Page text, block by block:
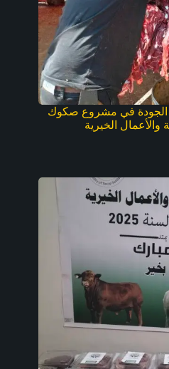
الجودة في مشروع صكوك
والأعمال الخيرية